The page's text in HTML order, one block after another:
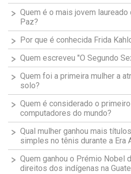
Quem é o mais jovem
Paz?
Por que é conhecida Frida
Quem escreveu "O Segundo
Quem foi a primeira mulher a
solo?
Quem é considerado o
computadores do mundo?
Qual mulher ganhou mais
simples no tênis durante a Era
Quem ganhou o Prémio Nobel
direitos dos indígenas na